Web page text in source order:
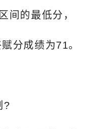
间的最低分，
分成绩为71。
?